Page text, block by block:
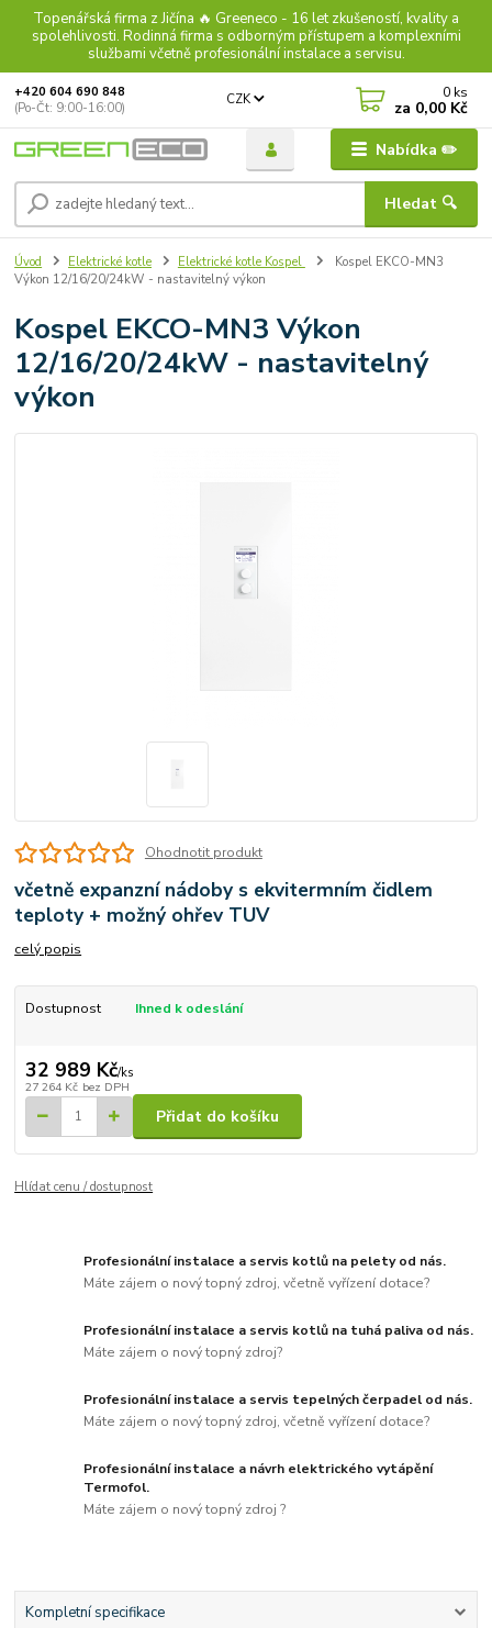
Topenářská firma z Jičína 🔥 Greeneco - 16 let zkušeností, kvality a
spolehlivosti. Rodinná firma s odborným přístupem a komplexními
službami včetně profesionální instalace a servisu.
Nabídka ✏️
CZK
Hledat 🔍
+420 604 690 848
(Po-Čt: 9:00-16:00)
0 ks
za 0,00 Kč
Úvod Elektrické kotle Elektrické kotle Kospel
Kospel EKCO-MN3
Výkon 12/16/20/24kW - nastavitelný výkon
Kospel EKCO-MN3 Výkon
12/16/20/24kW - nastavitelný
výkon
Ohodnotit produkt
včetně expanzní nádoby s ekvitermním čidlem
teploty + možný ohřev TUV
celý popis
Dostupnost Ihned k odeslání
32 989 Kč/ks
27 264 Kč bez DPH
Přidat do košíku
Hlídat cenu / dostupnost
Profesionální instalace a servis kotlů na pelety od nás.
Máte zájem o nový topný zdroj, včetně vyřízení dotace?
Profesionální instalace a servis kotlů na tuhá paliva od nás.
Máte zájem o nový topný zdroj?
Profesionální instalace a servis tepelných čerpadel od nás.
Máte zájem o nový topný zdroj, včetně vyřízení dotace?
Profesionální instalace a návrh elektrického vytápění
Termofol.
Máte zájem o nový topný zdroj ?
Kompletní specifikace